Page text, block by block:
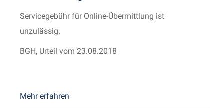
Servicegebühr für Online-Übermittlung ist
unzulässig.
BGH, Urteil vom 23.08.2018
Mehr erfahren